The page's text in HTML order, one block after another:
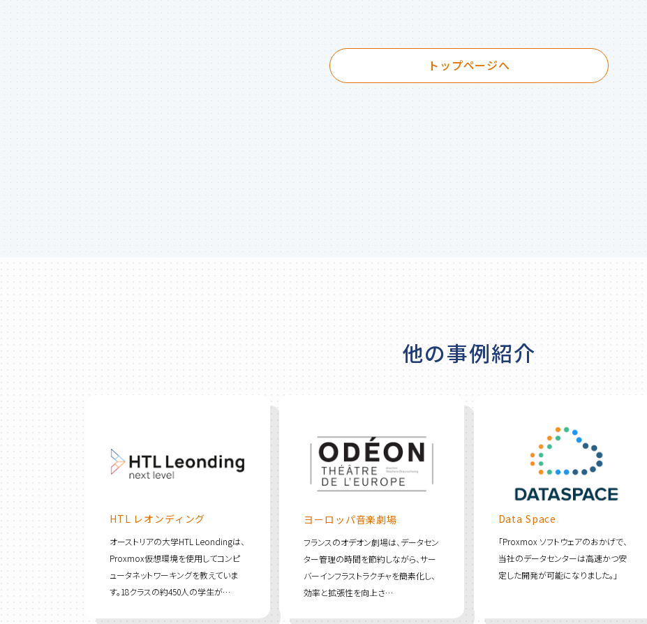
トップページへ
他の事例紹介
HTL レオンディング
オーストリアの大学HTL Leondingは、
Proxmox仮想環境を使用してコンピ
ュータネットワーキングを教えていま
す。18クラスの約450人の学生が…
ヨーロッパ音楽劇場
フランスのオデオン劇場は、データセン
ター管理の時間を節約しながら、サー
バーインフラストラクチャを簡素化し、
効率と拡張性を向上さ…
Data Space
「Proxmox ソフトウェアのおかげで、
当社のデータセンターは高速かつ安
定した開発が可能になりました。」